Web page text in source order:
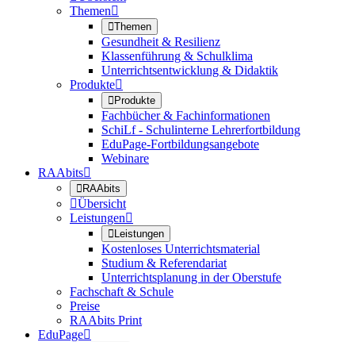
Themen
Themen
Gesundheit & Resilienz
Klassenführung & Schulklima
Unterrichtsentwicklung & Didaktik
Produkte
Produkte
Fachbücher & Fachinformationen
SchiLf - Schulinterne Lehrerfortbildung
EduPage-Fortbildungsangebote
Webinare
RAAbits
RAAbits
Übersicht
Leistungen
Leistungen
Kostenloses Unterrichtsmaterial
Studium & Referendariat
Unterrichtsplanung in der Oberstufe
Fachschaft & Schule
Preise
RAAbits Print
EduPage